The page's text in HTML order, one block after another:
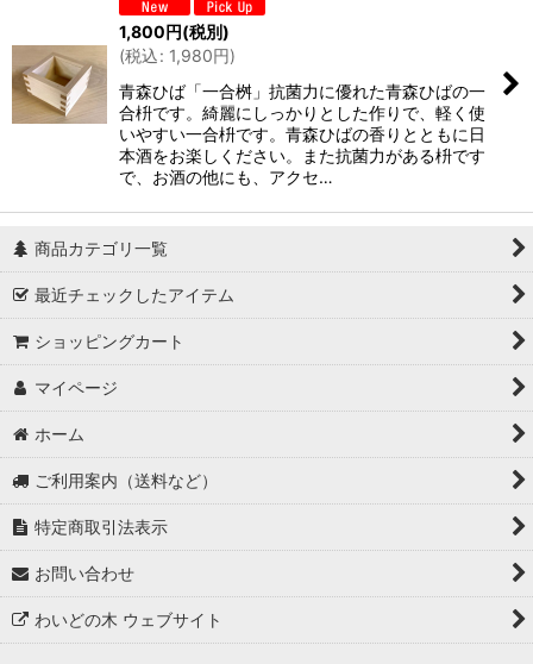
1,800円(税別)
(税込: 1,980円)
青森ひば「一合桝」抗菌力に優れた青森ひばの一
合枡です。綺麗にしっかりとした作りで、軽く使
いやすい一合枡です。青森ひばの香りとともに日
本酒をお楽しください。また抗菌力がある枡です
で、お酒の他にも、アクセ…
商品カテゴリ一覧
最近チェックしたアイテム
ショッピングカート
マイページ
ホーム
ご利用案内（送料など）
特定商取引法表示
お問い合わせ
わいどの木 ウェブサイト